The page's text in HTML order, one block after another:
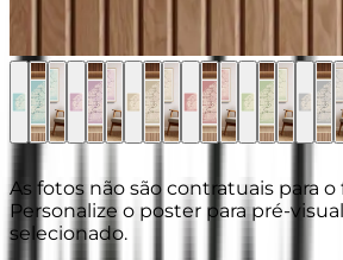
As fotos não são contratuais para
Personalize o poster para pré-
selecionado.